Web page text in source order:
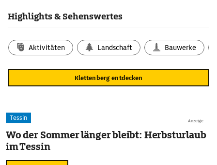
Highlights & Sehenswertes
Aktivitäten Landschaft Bauwerke
Klettenberg entdecken
Anzeige
Tessin
Wo der Sommer länger bleibt: Herbsturlaub
im Tessin